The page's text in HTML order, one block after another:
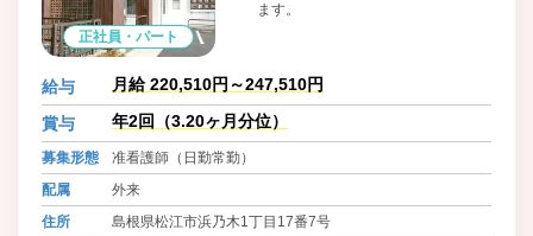
正社員・パート
ます。
給与 月給 220,510円～247,510円
賞与 年2回（3.20ヶ月分位）
募集形態
准看護師（日勤常勤）
配属
外来
住所
島根県松江市浜乃木1丁目17番7号